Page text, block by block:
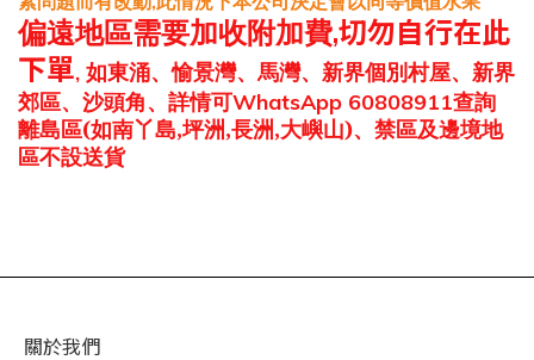
偏遠地區需要加收附加費,切勿自行在此
下單, 如東涌、愉景灣、馬灣、新界個別村屋、新界
郊區、沙頭角、詳情可WhatsApp 60808911查詢
離島區(如南丫島,坪洲,長洲,大嶼山)、禁區及邊境地
區不設送貨
關於我們